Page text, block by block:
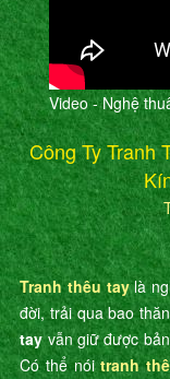
Video - Nghệ
Công Ty Tranh
Tranh thêu taylà
đời, trải qua bao
tayvẫn giữ được
Có thể nóitranh